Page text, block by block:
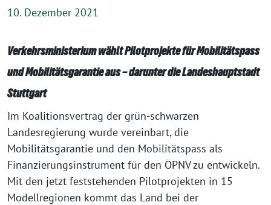
10. Dezember 2021
Verkehrsministerium wählt Pilotprojekte für Mobilitätspass
und Mobilitätsgarantie aus – darunter die Landeshauptstadt
Stuttgart
Im Koalitionsvertrag der grün-schwarzen
Landesregierung wurde vereinbart, die
Mobilitätsgarantie und den Mobilitätspass als
Finanzierungsinstrument für den ÖPNV zu entwickeln.
Mit den jetzt feststehenden Pilotprojekten in 15
Modellregionen kommt das Land bei der